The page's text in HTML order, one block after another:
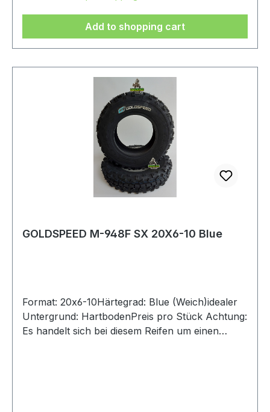
Add to shopping cart
GOLDSPEED M-948F SX 20X6-10 Blue
Format: 20x6-10Härtegrad: Blue (Weich)idealer
Untergrund: HartbodenPreis pro Stück Achtung:
Es handelt sich bei diesem Reifen um einen